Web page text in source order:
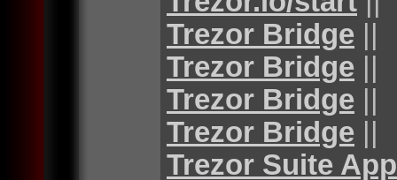
Trezor Bridge ||
Trezor Bridge ||
Trezor Bridge ||
Trezor Bridge ||
Trezor Suite App